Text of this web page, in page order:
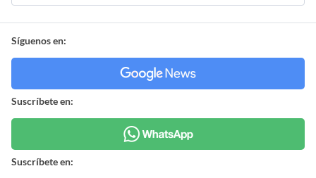
Síguenos en:
Suscríbete en:
Suscríbete en: